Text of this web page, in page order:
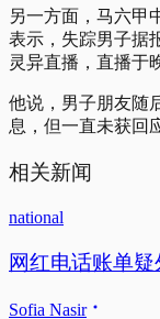
另一方面，马六甲
表示，失踪男子据
灵异直播，直播于
他说，男子朋友随
息，但一直未获回
相关新闻
national
网红电话账单
Sofia Nasir